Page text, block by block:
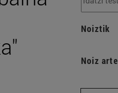
Noiztik
Noiz arte